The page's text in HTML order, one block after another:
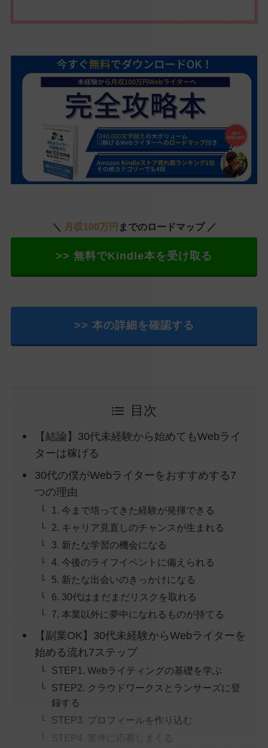
＼ 月収100万円 までのロードマップ ／
>> 無料でKindle本を受け取る
>> 本の詳細を確認する
目次
【結論】30代未経験から始めてもWebライ
ターは稼げる
30代の僕がWebライターをおすすめする7
つの理由
1. 今まで培ってきた経験が発揮できる
2. キャリア見直しのチャンスが生まれる
3. 新たな学習の機会になる
4. 今後のライフイベントに備えられる
5. 新たな出会いのきっかけになる
6. 30代はまだまだリスクを取れる
7. 本業以外に夢中になれるものが持てる
【副業OK】30代未経験からWebライターを
始める流れ7ステップ
STEP1. Webライティングの基礎を学ぶ
STEP2. クラウドワークスとランサーズに登
録する
STEP3. プロフィールを作り込む
STEP4. 案件に応募しまくる